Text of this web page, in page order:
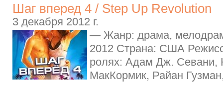
Шаг вперед 4 / Step Up Revolution
3 декабря 2012 г.
— Жанр: драма,
2012 Страна: США
ролях: Адам Дж. Севани,
МакКормик, Райан